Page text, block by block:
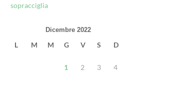
sopracciglia
Dicembre 2022
L M M G V S D
1 2 3 4